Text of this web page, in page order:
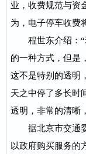
业，收费规范与资
为，电子停车收费
程世东介绍：“
的一种方式，但是
这不是特别的透明
天之中停了多长时
透明，非常的清晰
据北京市交通委
以政府购买服务的